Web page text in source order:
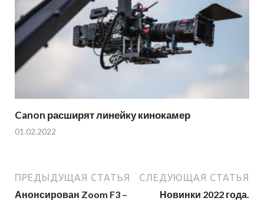
Canon расширят линейку кинокамер
01.02.2022
ПРЕДЫДУЩАЯ СТАТЬЯ
Анонсирован Zoom F3 –
СЛЕДУЮЩАЯ СТАТЬЯ
Новинки 2022 года.